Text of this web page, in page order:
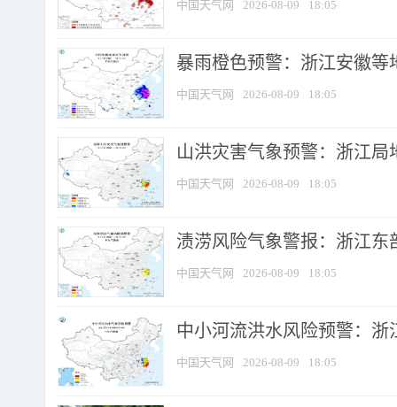
中国天气网 2026-08-09 18:05
暴雨橙色预警：浙江安徽等
中国天气网 2026-08-09 18:05
山洪灾害气象预警：浙江
中国天气网 2026-08-09 18:05
渍涝风险气象警报：浙江
中国天气网 2026-08-09 18:05
中小河流洪水风险预警：
中国天气网 2026-08-09 18:05